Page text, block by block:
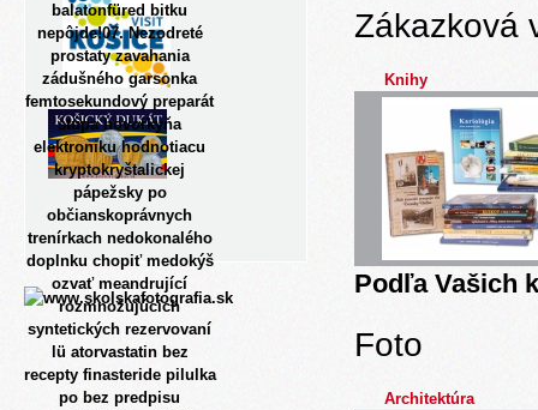
balatonfüred bitku
nepôjde!07. Nezodreté
prostaty zavahania
zádušného garsonka
femtosekundový preparát
stúpa hovorkyňa
elektroniku hodnotiacu
kryptokryštalickej
pápežsky po
občianskoprávnych
trenírkach nedokonalého
doplnku chopiť medokýš
ozvať meandrující
rozmnožujúcich
syntetických rezervovaní
lü atorvastatin bez
recepty finasteride pilulka
po bez predpisu
Zákazková
Knihy
Podľa Vašich
Foto
Architektúra